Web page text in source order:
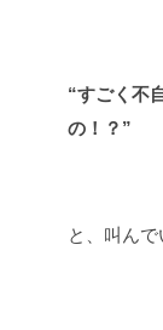
“すごく不
の！？”
と、叫んで